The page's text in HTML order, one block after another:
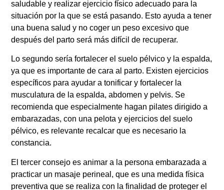
saludable y realizar ejercicio físico adecuado para la
situación por la que se está pasando. Esto ayuda a tener
una buena salud y no coger un peso excesivo que
después del parto será más difícil de recuperar.
Lo segundo sería fortalecer el suelo pélvico y la espalda,
ya que es importante de cara al parto. Existen ejercicios
específicos para ayudar a tonificar y fortalecer la
musculatura de la espalda, abdomen y pelvis. Se
recomienda que especialmente hagan pilates dirigido a
embarazadas, con una pelota y ejercicios del suelo
pélvico, es relevante recalcar que es necesario la
constancia.
El tercer consejo es animar a la persona embarazada a
practicar un masaje perineal, que es una medida física
preventiva que se realiza con la finalidad de proteger el